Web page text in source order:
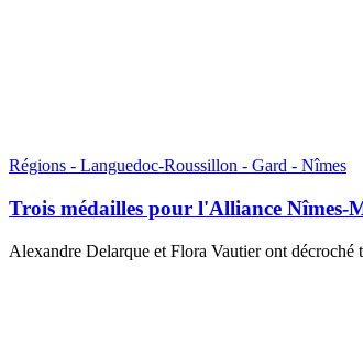
Régions - Languedoc-Roussillon - Gard - Nîmes
Trois médailles pour l'Alliance
Alexandre Delarque et Flora Vautier ont